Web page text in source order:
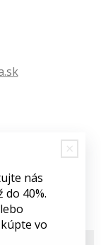
nás
do 40%.
vo